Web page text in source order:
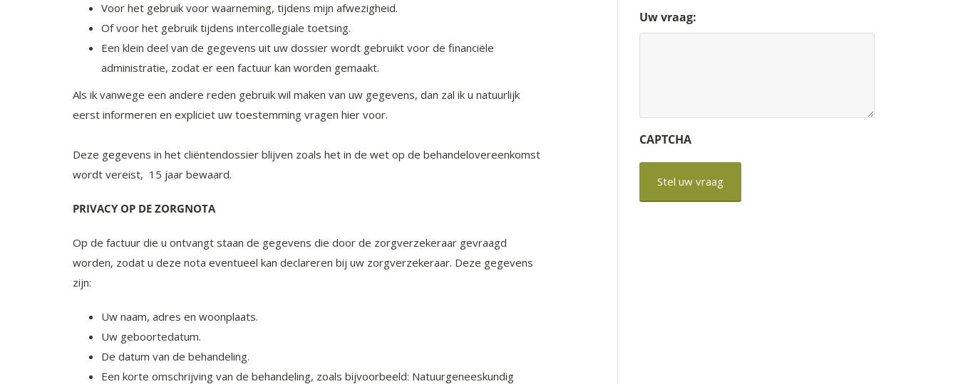
Voor het gebruik voor waarneming, tijdens mijn afwezigheid.
Of voor het gebruik tijdens intercollegiale toetsing.
Een klein deel van de gegevens uit uw dossier wordt gebruikt voor de financiële
administratie, zodat er een factuur kan worden gemaakt.
Als ik vanwege een andere reden gebruik wil maken van uw gegevens, dan zal ik u natuurlijk
eerst informeren en expliciet uw toestemming vragen hier voor.
Deze gegevens in het cliëntendossier blijven zoals het in de wet op de behandelovereenkomst
wordt vereist, 15 jaar bewaard.
PRIVACY OP DE ZORGNOTA
Op de factuur die u ontvangt staan de gegevens die door de zorgverzekeraar gevraagd
worden, zodat u deze nota eventueel kan declareren bij uw zorgverzekeraar. Deze gegevens
zijn:
Uw naam, adres en woonplaats.
Uw geboortedatum.
De datum van de behandeling.
Een korte omschrijving van de behandeling, zoals bijvoorbeeld: Natuurgeneeskundig
Uw vraag:
CAPTCHA